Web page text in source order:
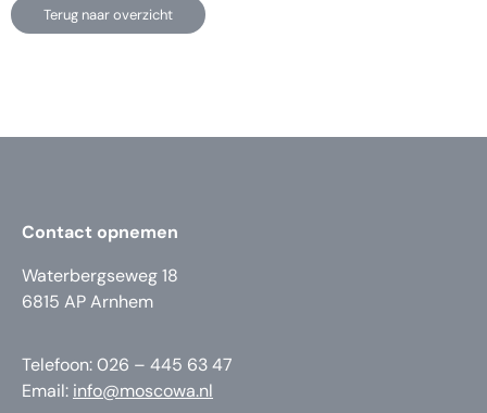
Terug naar overzicht
Contact opnemen
Waterbergseweg 18
6815 AP Arnhem
Telefoon: 026 – 445 63 47
Email: info@moscowa.nl